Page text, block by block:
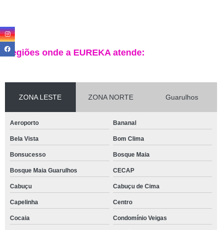
Regiões onde a EUREKA atende:
ZONA LESTE ZONA NORTE Guarulhos
Aeroporto Bananal
Bela Vista Bom Clima
Bonsucesso Bosque Maia
Bosque Maia Guarulhos CECAP
Cabuçu Cabuçu de Cima
Capelinha Centro
Cocaia Condomínio Veigas